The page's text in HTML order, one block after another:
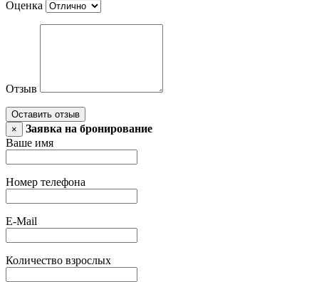
Оценка
Отзыв
Оставить отзыв
×
Заявка на бронирование
Ваше имя
Номер телефона
E-Mail
Количество взрослых